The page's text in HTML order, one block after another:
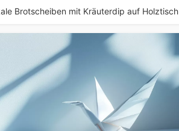
Brotscheiben mit Kräuterdip auf Holztisch